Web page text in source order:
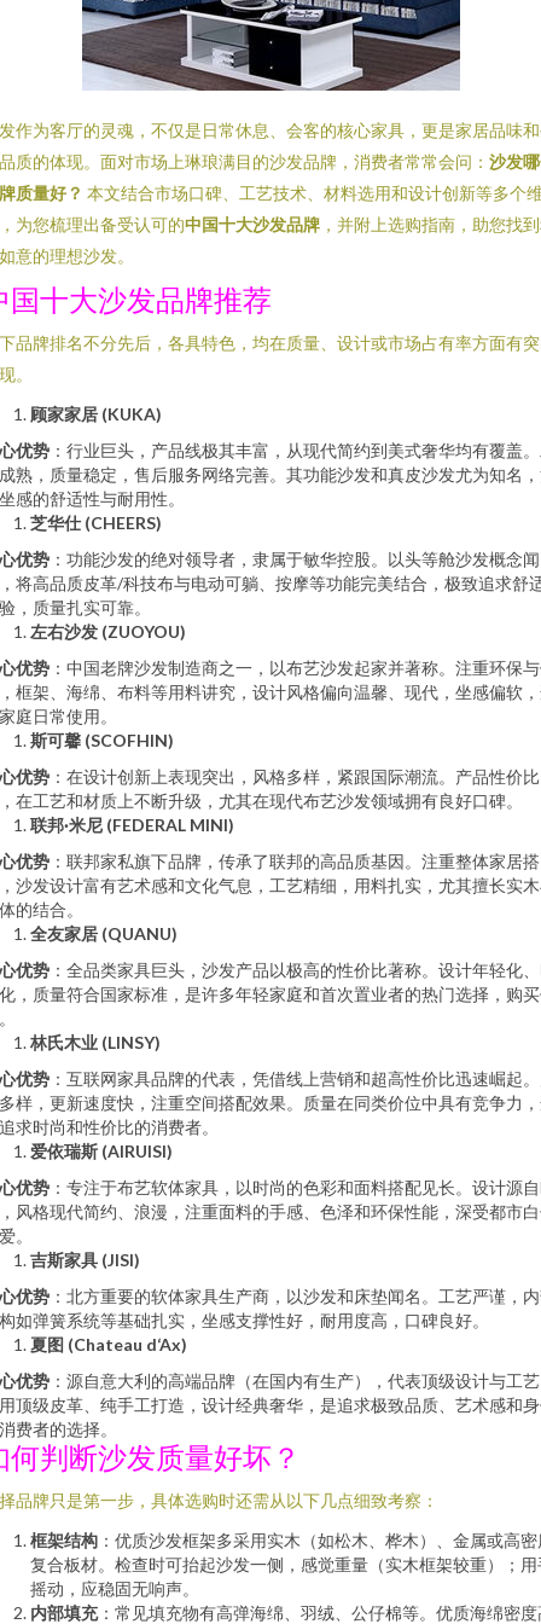
作为客厅的灵魂，不仅是日常休息、会客的核心家具，更是家居品味
质的体现。面对市场上琳琅满目的沙发品牌，消费者常常会问： 沙发
质量好？ 本文结合市场口碑、工艺技术、材料选用和设计创新等多个
为您梳理出备受认可的中国十大沙发品牌 ，并附上选购指南，助您找
意的理想沙发。
国十大沙发品牌推荐
品牌排名不分先后，各具特色，均在质量、设计或市场占有率方面有
。
顾家家居 (KUKA)
优势 ：行业巨头，产品线极其丰富，从现代简约到美式奢华均有覆盖
熟，质量稳定，售后服务网络完善。其功能沙发和真皮沙发尤为知名
感的舒适性与耐用性。
芝华仕 (CHEERS)
优势 ：功能沙发的绝对领导者，隶属于敏华控股。以头等舱沙发概念闻
将高品质皮革/科技布与电动可躺、按摩等功能完美结合，极致追求舒
，质量扎实可靠。
左右沙发 (ZUOYOU)
优势 ：中国老牌沙发制造商之一，以布艺沙发起家并著称。注重环保
框架、海绵、布料等用料讲究，设计风格偏向温馨、现代，坐感偏软
庭日常使用。
斯可馨 (SCOFHIN)
优势 ：在设计创新上表现突出，风格多样，紧跟国际潮流。产品性价比
在工艺和材质上不断升级，尤其在现代布艺沙发领域拥有良好口碑。
联邦·米尼 (FEDERAL MINI)
优势 ：联邦家私旗下品牌，传承了联邦的高品质基因。注重整体家居搭
沙发设计富有艺术感和文化气息，工艺精细，用料扎实，尤其擅长实
的结合。
全友家居 (QUANU)
优势 ：全品类家具巨头，沙发产品以极高的性价比著称。设计年轻化
，质量符合国家标准，是许多年轻家庭和首次置业者的热门选择，购
林氏木业 (LINSY)
优势 ：互联网家具品牌的代表，凭借线上营销和超高性价比迅速崛起
样，更新速度快，注重空间搭配效果。质量在同类价位中具有竞争力
求时尚和性价比的消费者。
爱依瑞斯 (AIRUISI)
优势 ：专注于布艺软体家具，以时尚的色彩和面料搭配见长。设计源
风格现代简约、浪漫，注重面料的手感、色泽和环保性能，深受都市
。
吉斯家具 (JISI)
优势 ：北方重要的软体家具生产商，以沙发和床垫闻名。工艺严谨，
如弹簧系统等基础扎实，坐感支撑性好，耐用度高，口碑良好。
夏图 (Chateau d‘Ax)
优势 ：源自意大利的高端品牌（在国内有生产），代表顶级设计与工
顶级皮革、纯手工打造，设计经典奢华，是追求极致品质、艺术感和
费者的选择。
何判断沙发质量好坏？
品牌只是第一步，具体选购时还需从以下几点细致考察：
框架结构 ：优质沙发框架多采用实木（如松木、桦木）、金属或高密
复合板材。检查时可抬起沙发一侧，感觉重量（实木框架较重）；用
摇动，应稳固无响声。
内部填充：常见填充物有高弹海绵、羽绒、公仔棉等。优质海绵密度